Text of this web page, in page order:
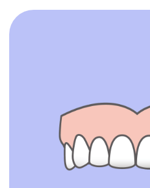
Om Odontia Tannlegene
Selge tannlegepraksis?